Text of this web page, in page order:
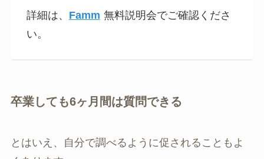
詳細は、 Famm 無料説明会でご確認くださ
い。
卒業しても6ヶ月間は質問できる
とはいえ、自分で調べるように促されることもよ